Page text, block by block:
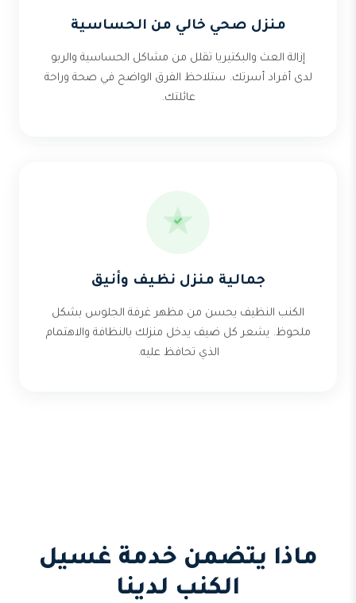
منزل صحي خالي من الحساسية
إزالة العث والبكتيريا تقلل من مشاكل الحساسية والربو
لدى أفراد أسرتك. ستلاحظ الفرق الواضح في صحة وراحة
عائلتك.
جمالية منزل نظيف وأنيق
الكنب النظيف يحسن من مظهر غرفة الجلوس بشكل
ملحوظ. يشعر كل ضيف يدخل منزلك بالنظافة والاهتمام
الذي تحافظ عليه.
ماذا يتضمن خدمة غسيل
الكنب لدينا